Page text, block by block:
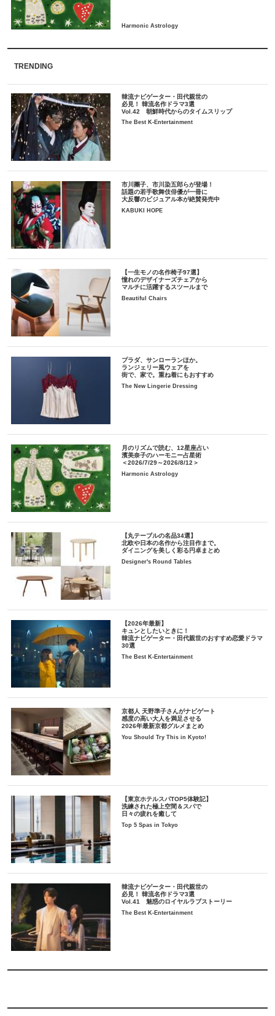
TRENDING
韓流ナビゲーター・田代親世の
必見！ 韓流名作ドラマ3選
Vol.42 朝鮮時代からのタイムスリップ
The Best K-Entertainment
市川團子、市川染五郎らが登場！
話題の若手歌舞伎俳優が一冊に
大反響のビジュアル本が絶賛発売中
KABUKI HOPE
【一生モノの名作椅子97選】
憧れのデザイナーズチェアから
マルチに活躍するスツールまで
Beautiful Chairs
プラダ、サンローランほか。
ランジェリー風ウェアを
街で、家で。重ね着にもおすすめ
The New Lingerie Dressing
月のリズムで読む、12星座占い
濱美奈子のハーモニー占星術
＜2026/7/29～2026/8/12＞
Harmonic Astrology
【丸テーブルの名品34選】
北欧や日本の名作から注目作まで。
ダイニングを美しく彩る円卓まとめ
Designer's Round Tables
【2026年最新】
キュンとしたいときに！
韓流ナビゲーター・田代親世のおすすめ恋愛ドラマ
30選
The Best K-Entertainment
京都人 天野準子さんがナビゲート
感度の高い大人を満足させる
2026年最新京都グルメまとめ
You Should Try This in Kyoto!
【東京ホテルスパTOP5体験記】
洗練された極上空間＆スパで
日々の疲れを癒して
Top 5 Spas in Tokyo
韓流ナビゲーター・田代親世の
必見！ 韓流名作ドラマ3選
Vol.41 魅惑のロイヤルラブストーリー
The Best K-Entertainment